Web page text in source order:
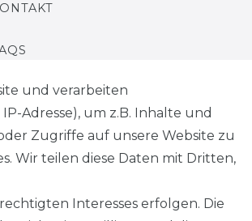
und verarbeiten
Adresse), um z.B. Inhalte und
Zugriffe auf unsere Website zu
Wir teilen diese Daten mit Dritten,
Interesses erfolgen. Die